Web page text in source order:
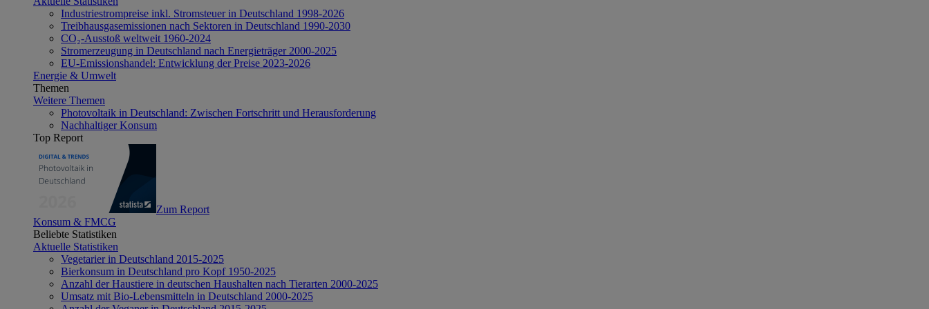
Industriestrompreise inkl. Stromsteuer in Deutschland 1998-2026
Treibhausgasemissionen nach Sektoren in Deutschland 1990-2030
CO₂-Ausstoß weltweit 1960-2024
Stromerzeugung in Deutschland nach Energieträger 2000-2025
EU-Emissionshandel: Entwicklung der Preise 2023-2026
Energie & Umwelt
Themen
Weitere Themen
Photovoltaik in Deutschland: Zwischen Fortschritt und Herausforderung
Nachhaltiger Konsum
Top Report
Zum Report
Konsum & FMCG
Beliebte Statistiken
Aktuelle Statistiken
Vegetarier in Deutschland 2015-2025
Bierkonsum in Deutschland pro Kopf 1950-2025
Anzahl der Haustiere in deutschen Haushalten nach Tierarten 2000-2025
Umsatz mit Bio-Lebensmitteln in Deutschland 2000-2025